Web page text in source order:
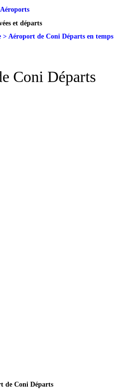
Aéroports
et départs
> Aéroport de Coni Départs en temps
Coni Départs
de Coni Départs